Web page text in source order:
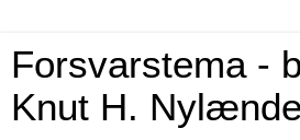
Forsvarstema -
Knut H. Nylænde